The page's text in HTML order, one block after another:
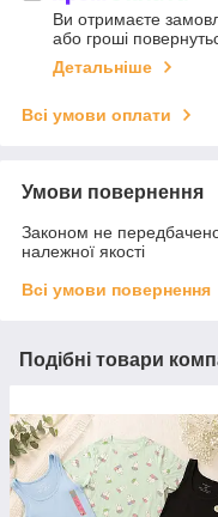
Ви отримаєте
або гроші
Детальніше
Всі умови оплати
Умови повернення
Законом не
належної якості
Всі умови повернення
Подібні товари